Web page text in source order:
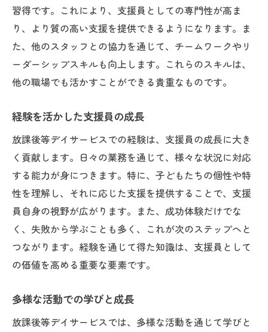
習得です。これにより、支援員としての専門性が高ま
り、より質の高い支援を提供できるようになります。ま
た、他のスタッフとの協力を通じて、チームワークやリ
ーダーシップスキルも向上します。これらのスキルは、
他の職場でも活かすことができる貴重なものです。
経験を活かした支援員の成長
放課後等デイサービスでの経験は、支援員の成長に大き
く貢献します。日々の業務を通じて、様々な状況に対応
する能力が身につきます。特に、子どもたちの個性や特
性を理解し、それに応じた支援を提供することで、支援
員自身の視野が広がります。また、成功体験だけでな
く、失敗から学ぶことも多く、これが次のステップへと
つながります。経験を通じて得た知識は、支援員として
の価値を高める重要な要素です。
多様な活動での学びと成長
放課後等デイサービスでは、多様な活動を通じて学びと